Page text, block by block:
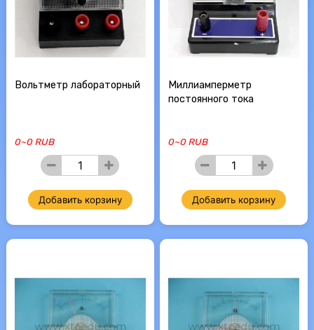
Вольтметр лабораторный
0~0 RUB
Миллиамперметр
постоянного тока
0~0 RUB